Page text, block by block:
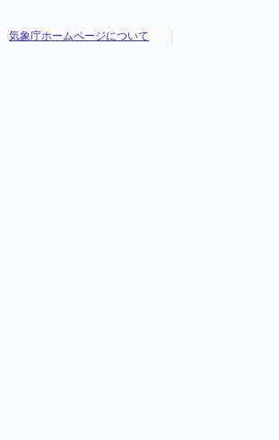
気象庁ホームページについて